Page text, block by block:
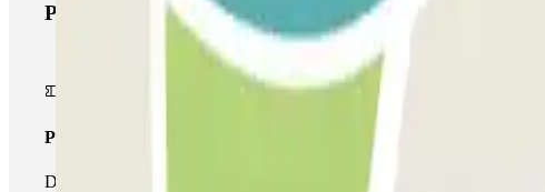
Prodotti di Parclick
Pass unico
Durante il tuo soggiorno potrai entrare e uscire dal parcheggio una sola